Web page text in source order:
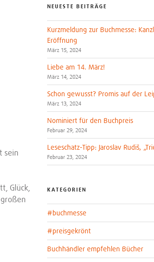
sein
Glück,
NEUESTE BEITRÄGE
Kurzmeldung zur Buchmesse:
Eröffnung
März 15, 2024
Liebe am 14. März!
März 14, 2024
Schon gewusst? Promis auf der
März 13, 2024
Nominiert für den Buchpreis
Februar 29, 2024
Leseschatz-Tipp: Jaroslav Rudiš,
Februar 23, 2024
KATEGORIEN
#buchmesse
#preisgekrönt
Buchhändler empfehlen Bücher